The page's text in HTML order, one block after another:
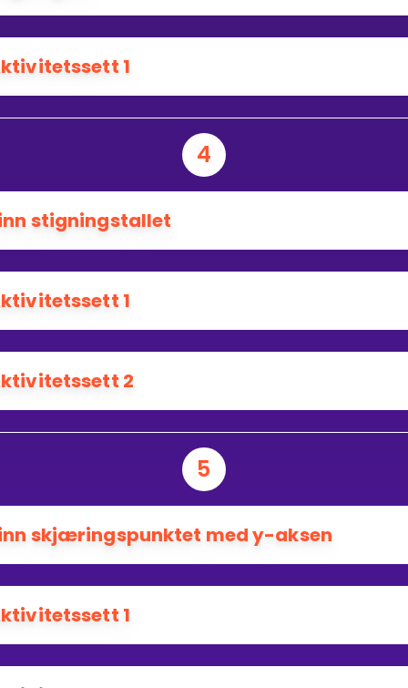
1
4
stigningstallet
1
2
5
skjæringspunktet med y-aksen
1